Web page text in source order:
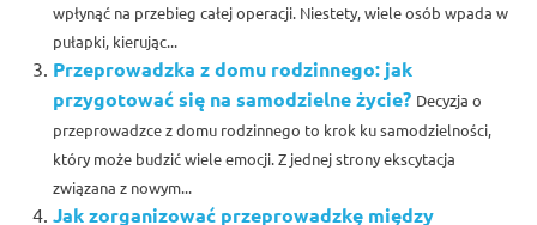
wpłynąć na przebieg całej operacji. Niestety, wiele osób wpada w
pułapki, kierując...
Przeprowadzka z domu rodzinnego: jak
przygotować się na samodzielne życie? Decyzja o
przeprowadzce z domu rodzinnego to krok ku samodzielności,
który może budzić wiele emocji. Z jednej strony ekscytacja
związana z nowym...
Jak zorganizować przeprowadzkę między